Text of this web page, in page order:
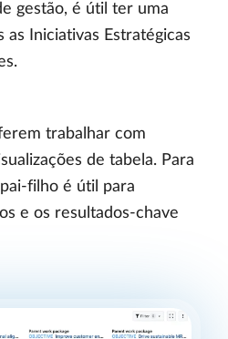
gestão, é útil ter uma
Iniciativas Estratégicas
trabalhar com
de tabela. Para
filho é útil para
e os resultados-chave